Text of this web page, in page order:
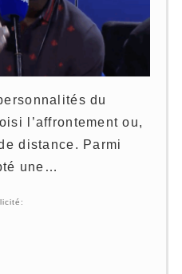
du
l’affrontement ou,
distance. Parmi
une…